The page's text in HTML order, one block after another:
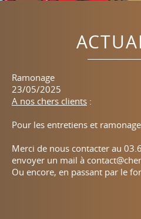
Bienvenue chez Cheminées
23/05/2025
Depuis plus de trente ans,
fermés, poêles (bois, granulés,
partenariat avec les meilleures
Barbas Bellfires, Vyrosa.
Ramonage
23/05/2025
A nos chers clients :
Pour les entretiens et
Merci de nous contacter au
envoyer un mail à
Ou encore, en passant par le